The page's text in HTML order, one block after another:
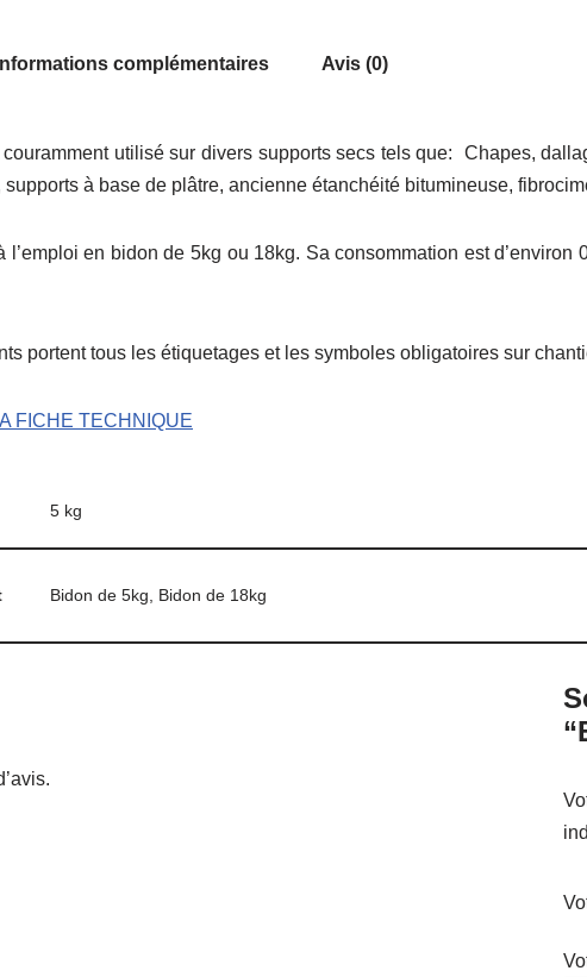
Informations complémentaires Avis (0)
couramment utilisé sur divers supports secs tels que: Chapes,
supports à base de plâtre, ancienne étanchéité bitumineuse,
l’emploi en bidon de 5kg ou 18kg. Sa consommation est
portent tous les étiquetages et les symboles obligatoires sur
FICHE TECHNIQUE
5 kg
Bidon de 5kg, Bidon de 18kg